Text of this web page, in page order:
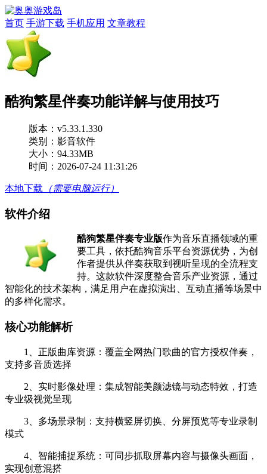
首页 手游下载 手机应用 文章教程
酷狗繁星伴奏功能详解与使用技巧
版本： v5.33.1.330
类别：影音软件
大小：94.33MB
时间：2026-07-24 11:31:26
本地下载 （需要电脑运行）
软件介绍
酷狗繁星伴奏专业版作为音乐直播领域的重
要工具，依托酷狗音乐平台资源优势，为创
作者提供从伴奏获取到视听呈现的全流程支
持。这款软件深度整合音乐产业资源，通过
智能化的技术架构，满足用户在虚拟演出、互动直播等场景中
的多样化需求。
核心功能解析
1、正版曲库资源：覆盖全网热门歌曲的官方授权伴奏，
支持多音质选择
2、实时影像处理：集成智能美颜滤镜与动态特效，打造
专业级视觉呈现
3、多场景录制：支持横竖屏切换、分屏预览等专业录制
模式
4、智能捕捉系统：可同步抓取屏幕内容与摄像头画面，
实现创意混搭